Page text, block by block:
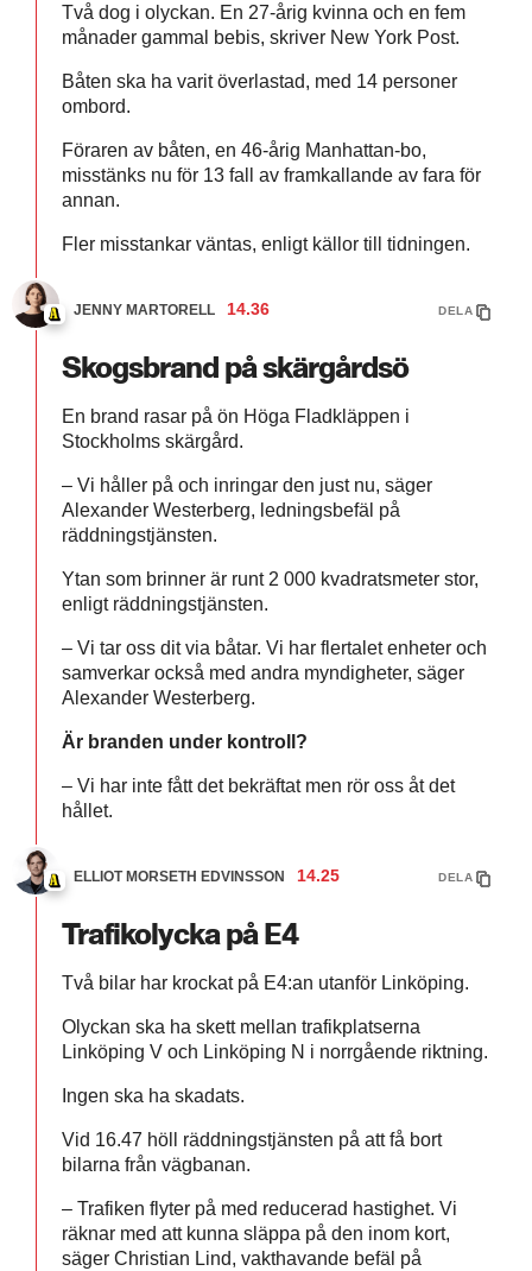
Två dog i olyckan. En 27-årig kvinna och en fem
månader gammal bebis, skriver New York Post.
Båten ska ha varit överlastad, med 14 personer
ombord.
Föraren av båten, en 46-årig Manhattan-bo,
misstänks nu för 13 fall av framkallande av fara för
annan.
Fler misstankar väntas, enligt källor till tidningen.
JENNY MARTORELL 14.36 DELA
Skogsbrand på skärgårdsö
En brand rasar på ön Höga Fladkläppen i
Stockholms skärgård.
– Vi håller på och inringar den just nu, säger
Alexander Westerberg, ledningsbefäl på
räddningstjänsten.
Ytan som brinner är runt 2 000 kvadratsmeter stor,
enligt räddningstjänsten.
– Vi tar oss dit via båtar. Vi har flertalet enheter och
samverkar också med andra myndigheter, säger
Alexander Westerberg.
Är branden under kontroll?
– Vi har inte fått det bekräftat men rör oss åt det
hållet.
ELLIOT MORSETH EDVINSSON 14.25 DELA
Trafikolycka på E4
Två bilar har krockat på E4:an utanför Linköping.
Olyckan ska ha skett mellan trafikplatserna
Linköping V och Linköping N i norrgående riktning.
Ingen ska ha skadats.
Vid 16.47 höll räddningstjänsten på att få bort
bilarna från vägbanan.
– Trafiken flyter på med reducerad hastighet. Vi
räknar med att kunna släppa på den inom kort,
säger Christian Lind, vakthavande befäl på